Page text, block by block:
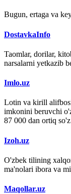
Bugun, ertaga va
DostavkaInfo
Taomlar, dorilar,
narsalarni yetkazib
Imlo.uz
Lotin va kirill
imkonini beruvchi
87 000 dan ortiq
Izoh.uz
O'zbek tilining
ma'nolari ibora va
Maqollar.uz